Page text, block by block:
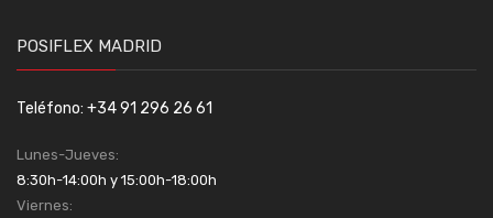
POSIFLEX MADRID
Teléfono: +34 91 296 26 61
Lunes-Jueves:
8:30h-14:00h y 15:00h-18:00h
Viernes: